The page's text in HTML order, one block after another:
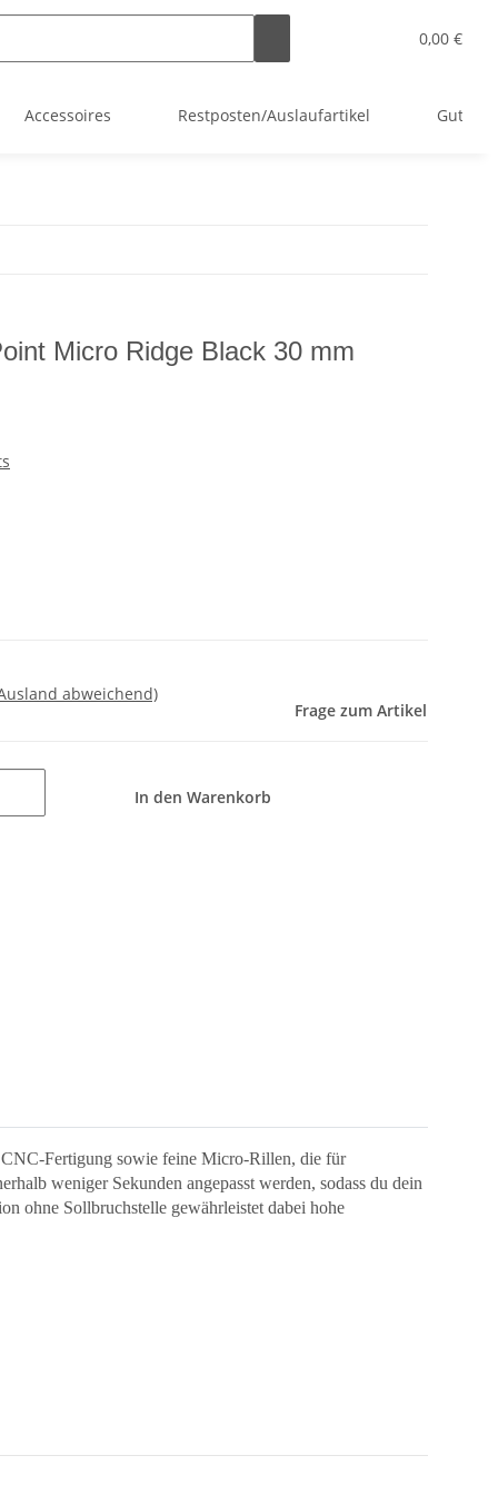
0,00 €
Accessoires Restposten/Auslaufartikel
Micro Ridge Black 30 mm
abweichend)
Frage zum Artikel
In den Warenkorb
Fertigung sowie feine Micro-Rillen, die für
weniger Sekunden angepasst werden, sodass du dein
ohne Sollbruchstelle gewährleistet dabei hohe